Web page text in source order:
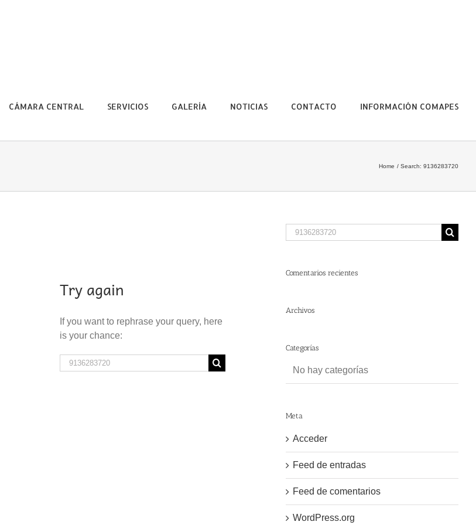
CÁMARA CENTRAL SERVICIOS GALERÍA NOTICIAS CONTACTO INFORMACIÓN COMAPES
Home Search: 9136283720
Try again
If you want to rephrase your query, here
is your chance:
Search
for:
Search
for:
Comentarios recientes
Archivos
Categorías
No hay categorías
Meta
Acceder
Feed de entradas
Feed de comentarios
WordPress.org